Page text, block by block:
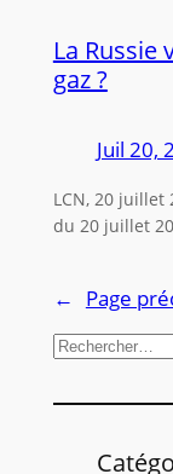
La Russie
gaz ?
Juil 20,
LCN, 20 juillet
du 20 juillet
← Page
R
c